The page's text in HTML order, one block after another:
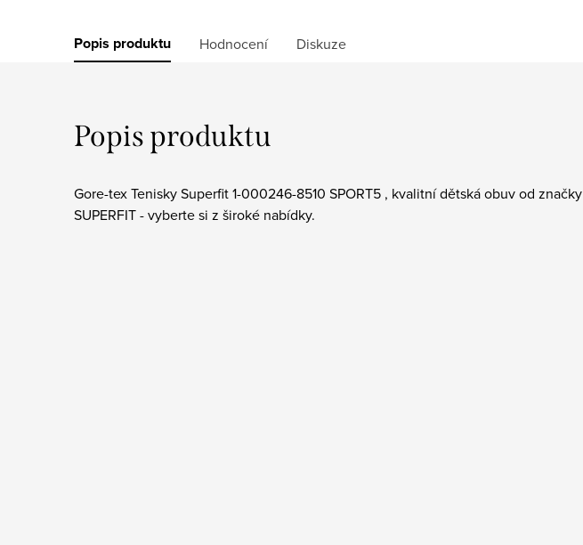
Popis produktu Hodnocení Diskuze
Popis produktu
Gore-tex Tenisky Superfit 1-000246-8510 SPORT5 , kvalitní dětská obuv od značky
SUPERFIT - vyberte si z široké nabídky.